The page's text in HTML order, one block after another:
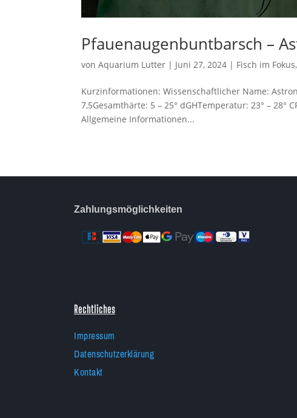
Pfauenaugenbuntbarsch –
vonAquarium Lutter | Juni 27, 2024 | Fisch im Fokus,
Kurzinformationen: Wissenschaftlicher Name:
7,5Gesamthärte: 5 – 25° dGHTemperatur: 23° – 28°
Allgemeine Informationen...
Zahlungsmöglichkeiten
Rechtliches
Impressum
Datenschutzerklärung
Kontakt